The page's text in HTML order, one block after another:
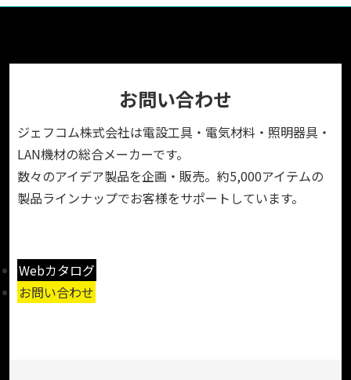
お問い合わせ
ジェフコム株式会社は電設工具・電気材料・照明器具・
LAN機材の総合メーカーです。
数々のアイデア製品を企画・販売。約5,000アイテムの
製品ラインナップでお客様をサポートしています。
Webカタログ
お問い合わせ